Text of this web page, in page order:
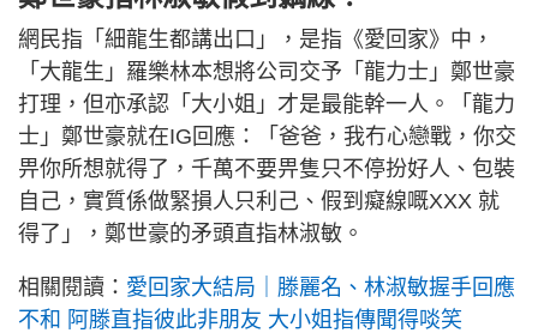
網民指「細龍生都講出口」，是指《愛回家》中，
「大龍生」羅樂林本想將公司交予「龍力士」鄭世豪
打理，但亦承認「大小姐」才是最能幹一人。「龍力
士」鄭世豪就在IG回應：「爸爸，我冇心戀戰，你交
畀你所想就得了，千萬不要畀隻只不停扮好人、包裝
自己，實質係做緊損人只利己、假到癡線嘅XXX 就
得了」，鄭世豪的矛頭直指林淑敏。
相關閱讀： 愛回家大結局｜滕麗名、林淑敏握手回應
不和 阿滕直指彼此非朋友 大小姐指傳聞得啖笑